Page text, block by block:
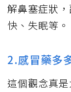
解鼻塞症狀
快、失眠等。
2.感冒藥多
這個觀念真